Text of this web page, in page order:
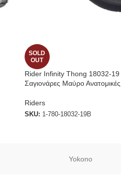
SOLD
OUT
Rider Infinity Thong 18032-19
Σαγιονάρες Μαύρο
Riders
SKU: 1-780-18032-19B
Yokono